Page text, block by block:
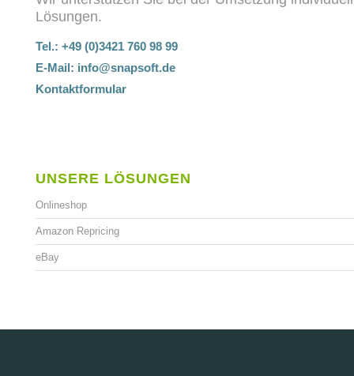
Lösungen.
Tel.: +49 (0)3421 760 98 99
E-Mail: info@snapsoft.de
Kontaktformular
UNSERE LÖSUNGEN
Onlineshop
Amazon Repricing
eBay